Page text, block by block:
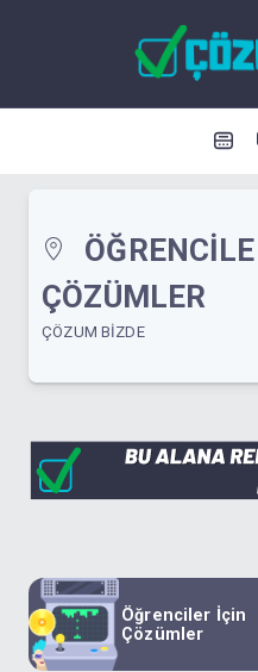
ÇÖZÜMLER
ÇÖZUM BIZDE
Öğrenciler İçin
Çözümler